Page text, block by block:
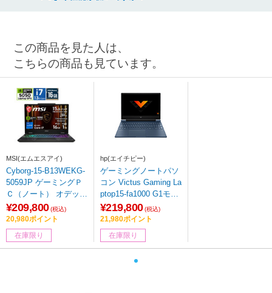
この商品を見た人は、
こちらの商品も見ています。
MSI(エムエスアイ)
Cyborg-15-B13WEKG-
5059JP ゲーミングＰ
Ｃ（ノート） オデッセ
イグレイ & スケルトン
［15.6型 /Windows11
Home /intel Core i7 /メ
モリ：16GB /SSD：1
TB /日本語版キーボー
¥209,800 (税込)
20,980ポイント
在庫限り
hp(エイチピー)
ゲーミングノートパソ
コン Victus Gaming La
ptop15-fa1000 G1モデ
ル パフォーマンスブル
ー 806Z9PA-AACF[RT
X4050]
¥219,800 (税込)
21,980ポイント
在庫限り